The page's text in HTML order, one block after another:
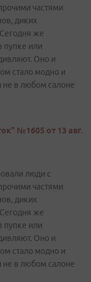
частями
диких
же
пупке или
Оно и
стало модно и
не в любом салоне
№1605 от 13 авг.
люди с
частями
диких
же
пупке или
Оно и
стало модно и
не в любом салоне